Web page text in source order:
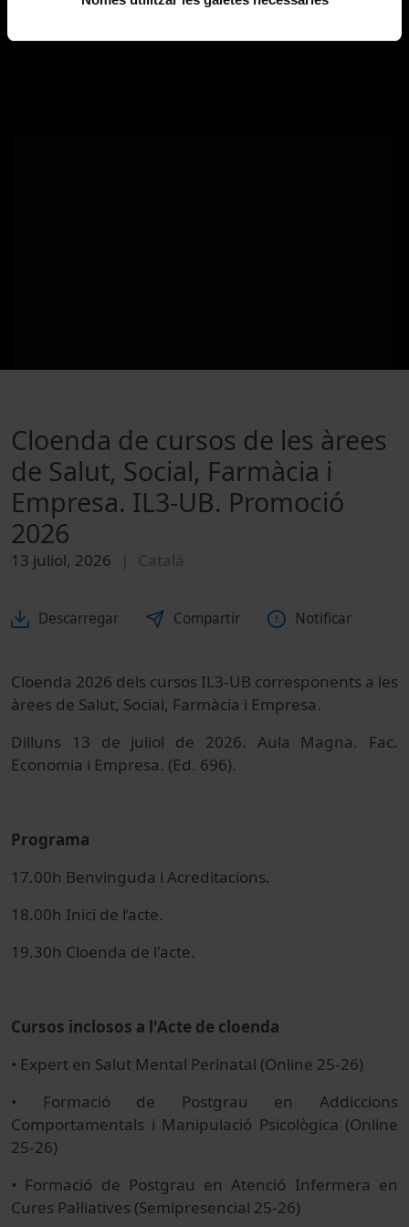
Cloenda de cursos de les àrees
de Salut, Social, Farmàcia i
Empresa. IL3-UB. Promoció
2026
13 juliol, 2026 Català
Descarregar Compartir Notificar
Cloenda 2026 dels cursos IL3-UB corresponents a les
àrees de Salut, Social, Farmàcia i Empresa.
Dilluns 13 de juliol de 2026. Aula Magna. Fac.
Economia i Empresa. (Ed. 696).
Programa
17.00h Benvinguda i Acreditacions.
18.00h Inici de l’acte.
19.30h Cloenda de l'acte.
Cursos inclosos a l'Acte de cloenda
• Expert en Salut Mental Perinatal (Online 25-26)
• Formació de Postgrau en Addiccions
Comportamentals i Manipulació Psicològica (Online
25-26)
• Formació de Postgrau en Atenció Infermera en
Cures Pal·liatives (Semipresencial 25-26)